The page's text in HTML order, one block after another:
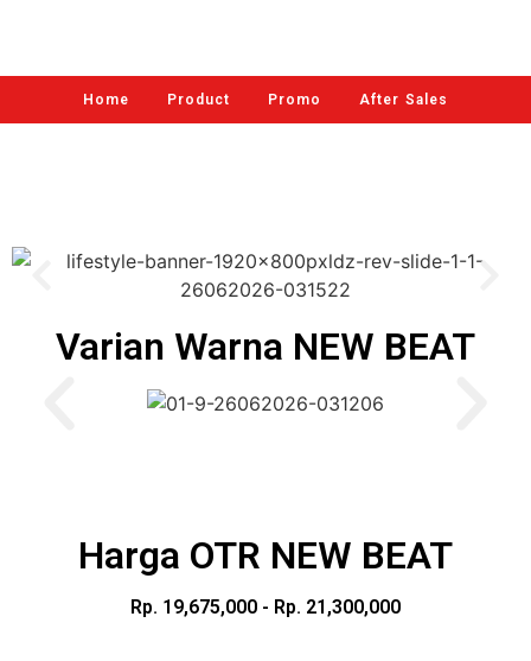
Home Product Promo After Sales
Varian Warna NEW BEAT
Harga OTR NEW BEAT
Rp. 19,675,000 - Rp. 21,300,000